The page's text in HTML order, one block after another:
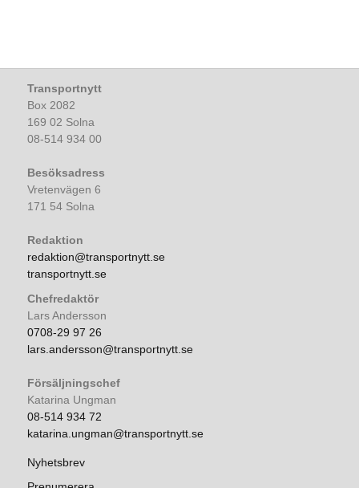
Transportnytt
Box 2082
169 02 Solna
08-514 934 00
Besöksadress
Vretenvägen 6
171 54 Solna
Redaktion
redaktion@transportnytt.se
transportnytt.se
Chefredaktör
Lars Andersson
0708-29 97 26
lars.andersson@transportnytt.se
Försäljningschef
Katarina Ungman
08-514 934 72
katarina.ungman@transportnytt.se
Nyhetsbrev